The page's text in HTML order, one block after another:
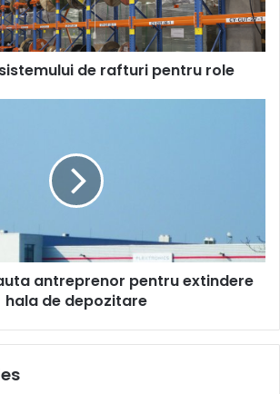
de rafturi pentru role
antreprenor pentru extindere
hala de depozitare